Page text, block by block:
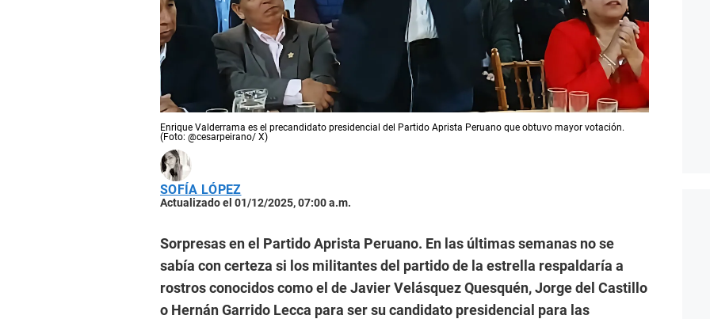
Enrique Valderrama es el precandidato presidencial del Partido Aprista Peruano que obtuvo mayor votación.
(Foto: @cesarpeirano/ X)
SOFÍA LÓPEZ
Actualizado el 01/12/2025, 07:00 a.m.
Sorpresas en el Partido Aprista Peruano. En las últimas semanas no se
sabía con certeza si los militantes del partido de la estrella respaldaría a
rostros conocidos como el de Javier Velásquez Quesquén, Jorge del Castillo
o Hernán Garrido Lecca para ser su candidato presidencial para las